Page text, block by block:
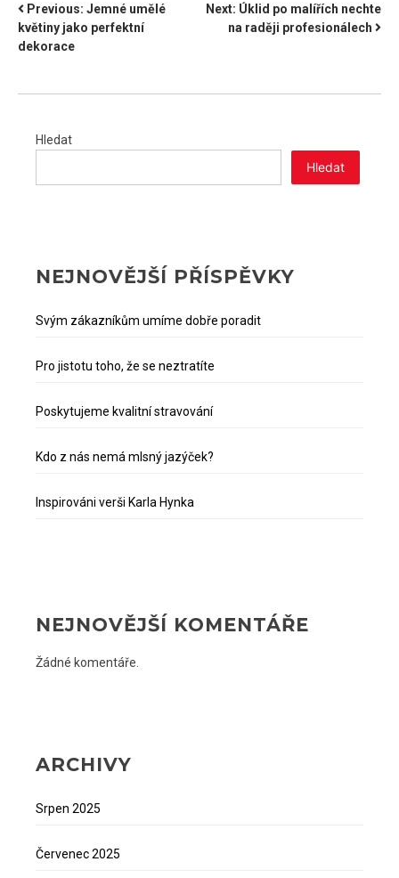
NAVIGACE
PRO
Previous: Jemné umělé
květiny jako perfektní
dekorace
Next: Úklid po malířích nechte
na raději profesionálech
Hledat
Hledat
NEJNOVĚJŠÍ PŘÍSPĚVKY
Svým zákazníkům umíme dobře poradit
Pro jistotu toho, že se neztratíte
Poskytujeme kvalitní stravování
Kdo z nás nemá mlsný jazýček?
Inspirováni verši Karla Hynka
NEJNOVĚJŠÍ KOMENTÁŘE
Žádné komentáře.
ARCHIVY
Srpen 2025
Červenec 2025